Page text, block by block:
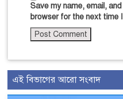
Save my name, email,
browser for the next time
এই বিভাগের আরো সংবাদ